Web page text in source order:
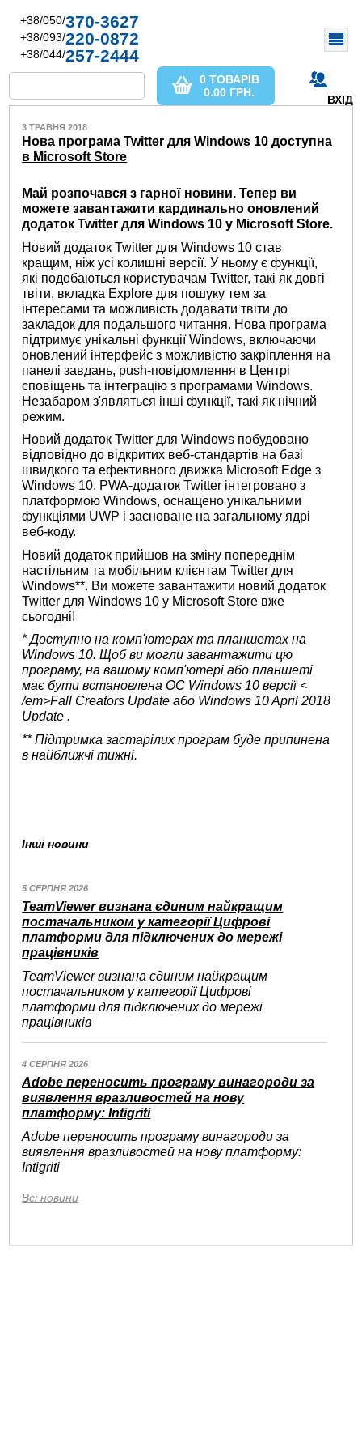
+38/050/370-3627
+38/093/220-0872
+38/044/257-2444
ВХІД
0 ТОВАРІВ
0.00 ГРН.
3 ТРАВНЯ 2018
Нова програма Twitter для Windows 10 доступна
в Microsoft Store
Май розпочався з гарної новини. Тепер ви
можете завантажити кардинально оновлений
додаток Twitter для Windows 10 у Microsoft Store.
Новий додаток Twitter для Windows 10 став
кращим, ніж усі колишні версії. У ньому є функції,
які подобаються користувачам Twitter, такі як довгі
твіти, вкладка Explore для пошуку тем за
інтересами та можливість додавати твіти до
закладок для подальшого читання. Нова програма
підтримує унікальні функції Windows, включаючи
оновлений інтерфейс з можливістю закріплення на
панелі завдань, push-повідомлення в Центрі
сповіщень та інтеграцію з програмами Windows.
Незабаром з'являться інші функції, такі як нічний
режим.
Новий додаток Twitter для Windows побудовано
відповідно до відкритих веб-стандартів на базі
швидкого та ефективного движка Microsoft Edge з
Windows 10. PWA-додаток Twitter інтегровано з
платформою Windows, оснащено унікальними
функціями UWP і засноване на загальному ядрі
веб-коду.
Новий додаток прийшов на зміну попереднім
настільним та мобільним клієнтам Twitter для
Windows**. Ви можете завантажити новий додаток
Twitter для Windows 10 у Microsoft Store вже
сьогодні!
* Доступно на комп'ютерах та планшетах на
Windows 10. Щоб ви могли завантажити цю
програму, на вашому комп'ютері або планшеті
має бути встановлена ​​ОС Windows 10 версії <
/em>Fall Creators Update або Windows 10April 2018
Update .
** Підтримка застарілих програм буде припинена
в найближчі тижні.
Інші новини
5 СЕРПНЯ 2026
TeamViewer визнана єдиним найкращим
постачальником у категорії Цифрові
платформи для підключених до мережі
працівників
TeamViewer визнана єдиним найкращим
постачальником у категорії Цифрові
платформи для підключених до мережі
працівників
4 СЕРПНЯ 2026
Adobe переносить програму винагороди за
виявлення вразливостей на нову
платформу: Intigriti
Adobe переносить програму винагороди за
виявлення вразливостей на нову платформу:
Intigriti
Всі новини